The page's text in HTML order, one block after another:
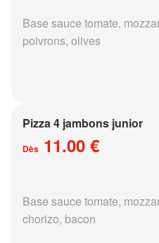
Base sauce tomate,
poivrons, olives
Pizza 4 jambons junior
Dès 11.00 €
Base sauce tomate,
chorizo, bacon